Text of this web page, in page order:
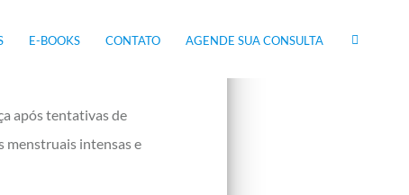
E-BOOKS CONTATO AGENDE SUA CONSULTA
não
após tentativas de
menstruais intensas e